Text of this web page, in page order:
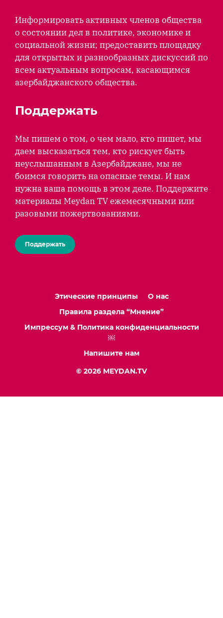
Информировать активных членов общества
о состоянии дел в политике, экономике и
социальной жизни; предоставить площадку
для открытых и разнообразных дискуссий по
всем актуальным вопросам, касающимся
азербайджанского общества.
Поддержать
Мы пишем о том, о чем мало, кто пишет, мы
даем высказаться тем, кто рискует быть
неуслышанным в Азербайджане, мы не
боимся говорить на опасные темы. И нам
нужна ваша помощь в этом деле. Поддержите
материалы Meydan TV ежемесячными или
разовыми пожертвованиями.
Поддержать
Этические принципы
О нас
Правила раздела “Мнение”
Импрессум & Политика конфиденциальности
￼
Напишите нам
© 2026 MEYDAN.TV